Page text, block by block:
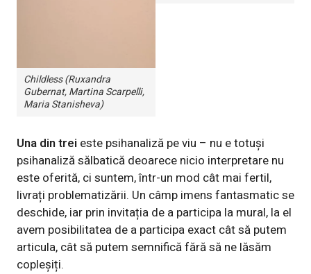
Childless (Ruxandra
Gubernat, Martina Scarpelli,
Maria Stanisheva)
Una din trei este psihanaliză pe viu – nu e totuși
psihanaliză sălbatică deoarece nicio interpretare nu
este oferită, ci suntem, într-un mod cât mai fertil,
livrați problematizării. Un câmp imens fantasmatic se
deschide, iar prin invitația de a participa la mural, la el
avem posibilitatea de a participa exact cât să putem
articula, cât să putem semnifică fără să ne lăsăm
copleșiți.